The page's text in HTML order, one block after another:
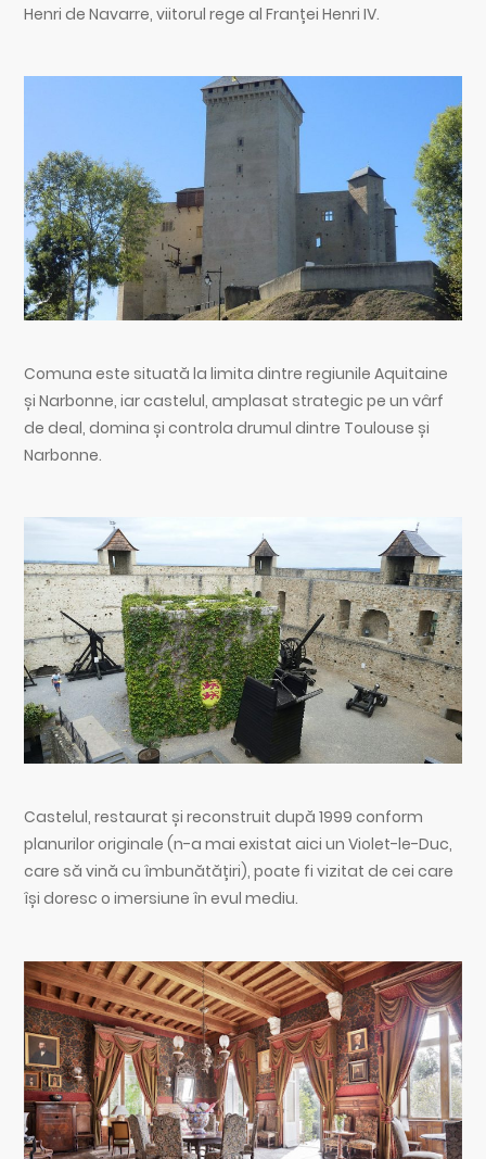
Henri de Navarre, viitorul rege al Franței Henri IV.
Comuna este situată la limita dintre regiunile Aquitaine
și Narbonne, iar castelul, amplasat strategic pe un vârf
de deal, domina și controla drumul dintre Toulouse și
Narbonne.
Castelul, restaurat și reconstruit după 1999 conform
planurilor originale (n-a mai existat aici un Violet-le-Duc,
care să vină cu îmbunătățiri), poate fi vizitat de cei care
își doresc o imersiune în evul mediu.